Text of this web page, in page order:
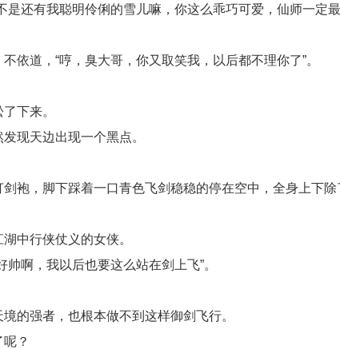
还有我聪明伶俐的雪儿嘛，你这么乖巧可爱，仙师一定
依道，“哼，臭大哥，你又取笑我，以后都不理你了”。
下来。
现天边出现一个黑点。
袍，脚下踩着一口青色飞剑稳稳的停在空中，全身上下除
中行侠仗义的女侠。
啊，我以后也要这么站在剑上飞”。
的强者，也根本做不到这样御剑飞行。
？